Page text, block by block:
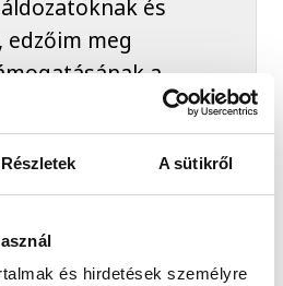
Részletek A sütikről
és hirdetések személyre
és
edzőim meg
a
is. Sose felejtem
- az
ahogy a
a világ
a
hangja és a